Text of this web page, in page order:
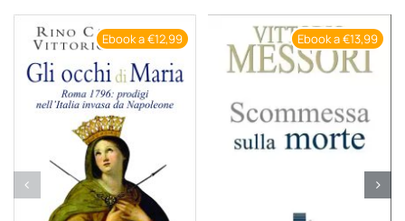
Ebook a €12,99 Ebook a €13,99